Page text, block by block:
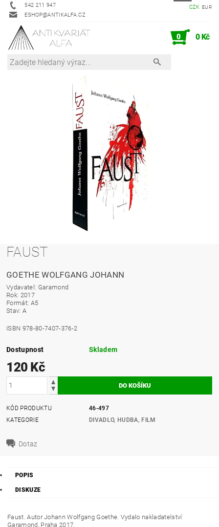
542 211 947
ESHOP@ANTIKALFA.CZ
CZK EUR
0 0 Kč
FAUST
GOETHE WOLFGANG JOHANN
Vydavatel: Garamond
Rok: 2017
Formát: A5
Stav: A
ISBN 978-80-7407-376-2
Dostupnost Skladem
120 Kč
KÓD PRODUKTU
46-497
KATEGORIE
DIVADLO, HUDBA, FILM
Dotaz
POPIS
DISKUZE
Faust. Autor Johann Wolfgang Goethe. Vydalo nakladatelství
Garamond, Praha 2017.